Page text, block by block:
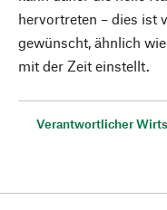
hervortreten – dies ist
gewünscht, ähnlich
mit der Zeit einstellt.
Verantwortlicher